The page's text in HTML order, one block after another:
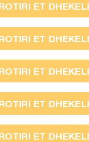
ET
ET
ET
ET
ET